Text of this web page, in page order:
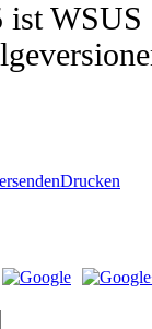
ist WSUS
Drucken